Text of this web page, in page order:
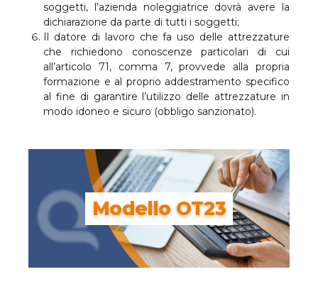
soggetti, l’azienda noleggiatrice dovrà avere la
dichiarazione da parte di tutti i soggetti;
Il datore di lavoro che fa uso delle attrezzature
che richiedono conoscenze particolari di cui
all’articolo 71, comma 7, provvede alla propria
formazione e al proprio addestramento specifico
al fine di garantire l’utilizzo delle attrezzature in
modo idoneo e sicuro (obbligo sanzionato).
Modello OT23